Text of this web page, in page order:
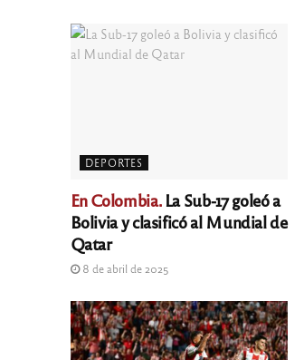
DEPORTES
En Colombia.La Sub-17 goleó a
Bolivia y clasificó al Mundial de
Qatar
8 de abril de 2025